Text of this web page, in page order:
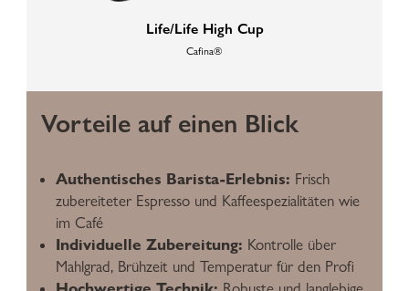
Life/Life High Cup
Cafina®
Vorteile auf einen Blick
Authentisches Barista-Erlebnis: Frisch
zubereiteter Espresso und Kaffeespezialitäten wie
im Café
Individuelle Zubereitung: Kontrolle über
Mahlgrad, Brühzeit und Temperatur für den Profi